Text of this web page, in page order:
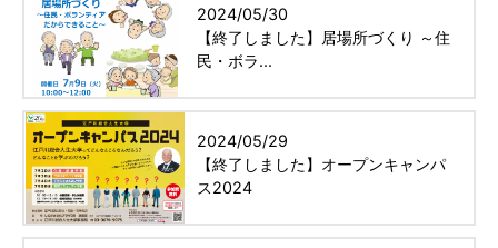
2024/05/30
【終了しました】居場所づくり ～住
民・ボラ...
2024/05/29
【終了しました】オープンキャンパ
ス2024